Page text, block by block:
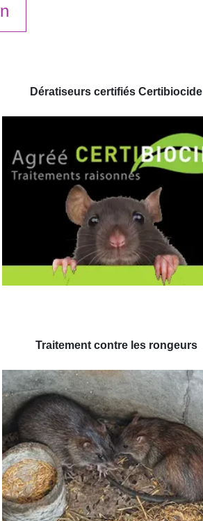
Dératiseurs certifiés Certibiocide
Traitement contre les rongeurs